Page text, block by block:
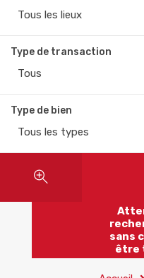
Tous les lieux
Type de transaction
Tous
Type de bien
Tous les types
sans
être